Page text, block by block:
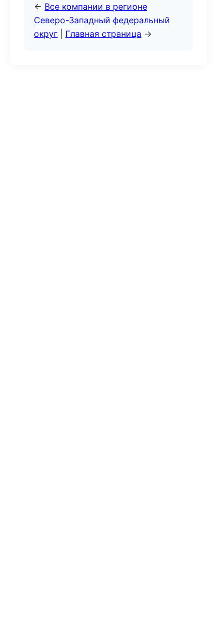
← Все компании в регионе
Северо-Западный федеральный
округ
Главная страница →